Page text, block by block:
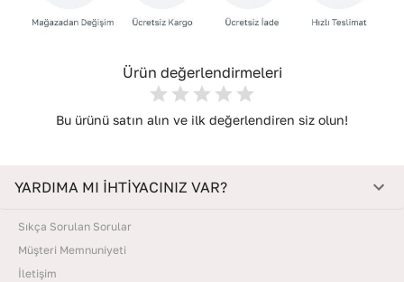
Ürün değerlendirmeleri
Bu ürünü satın alın ve ilk değerlendiren siz olun!
YARDIMA MI İHTİYACINIZ VAR?
Sıkça Sorulan Sorular
Müşteri Memnuniyeti
İletişim